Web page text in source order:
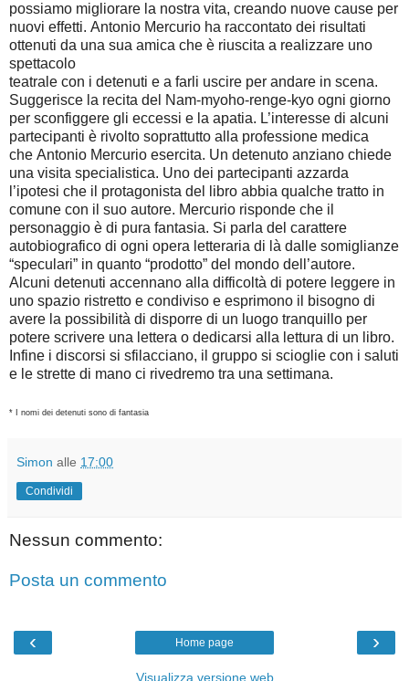
possiamo migliorare la nostra vita, creando nuove cause per
nuovi effetti. Antonio Mercurio ha raccontato dei risultati
ottenuti da una sua amica che è riuscita a realizzare uno
spettacolo
teatrale con i detenuti e a farli uscire per andare in scena.
Suggerisce la recita del Nam-myoho-renge-kyo ogni giorno
per sconfiggere gli eccessi e la apatia. L’interesse di alcuni
partecipanti è rivolto soprattutto alla professione medica
che Antonio Mercurio esercita. Un detenuto anziano chiede
una visita specialistica. Uno dei partecipanti azzarda
l’ipotesi che il protagonista del libro abbia qualche tratto in
comune con il suo autore. Mercurio risponde che il
personaggio è di pura fantasia. Si parla del carattere
autobiografico di ogni opera letteraria di là dalle somiglianze
“speculari” in quanto “prodotto” del mondo dell’autore.
Alcuni detenuti accennano alla difficoltà di potere leggere in
uno spazio ristretto e condiviso e esprimono il
bisogno di
avere la possibilità di disporre di un luogo tranquillo per
potere scrivere una lettera o dedicarsi alla lettura di un libro.
Infine i discorsi si sfilacciano, il gruppo si scioglie con i saluti
e le strette di mano ci rivedremo tra una settimana.
* I nomi dei detenuti sono di fantasia
Simon alle 17:00
Condividi
Nessun commento:
Posta un commento
‹ ›
Home page
Visualizza versione web